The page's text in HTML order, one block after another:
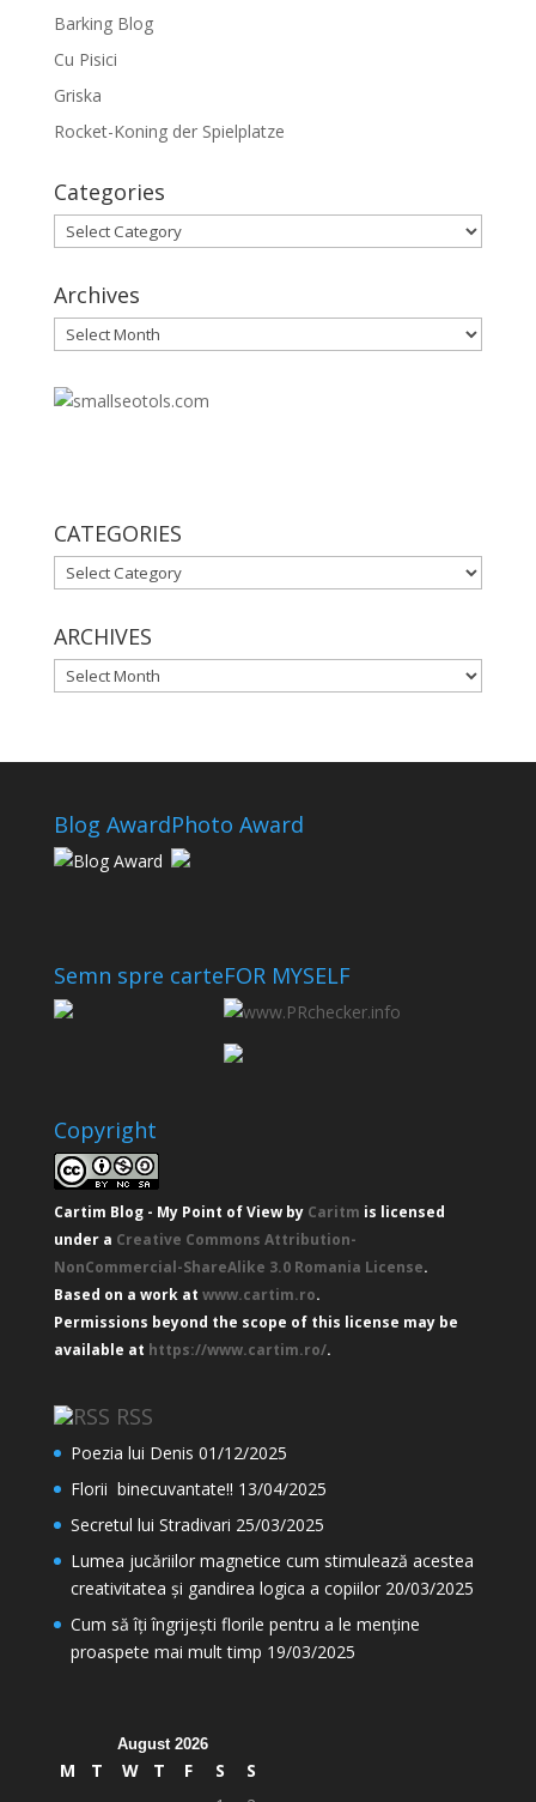
Barking Blog
Cu Pisici
Griska
Rocket-Koning der Spielplatze
Categories
Categories
Archives
Archives
CATEGORIES
CATEGORIES
ARCHIVES
ARCHIVES
Blog AwardPhoto Award
Semn spre carteFOR MYSELF
Copyright
Cartim Blog - My Point of Viewby Caritm is licensed
under a Creative Commons Attribution-
NonCommercial-ShareAlike 3.0 Romania License.
Based on a work at www.cartim.ro.
Permissions beyond the scope of this license may be
available at https://www.cartim.ro/.
RSS
Poezia lui Denis 01/12/2025
Florii binecuvantate!! 13/04/2025
Secretul lui Stradivari 25/03/2025
Lumea jucăriilor magnetice cum stimulează acestea
creativitatea și gandirea logica a copiilor 20/03/2025
Cum să îți îngrijești florile pentru a le menține
proaspete mai mult timp 19/03/2025
August 2026
M T W T F S
S